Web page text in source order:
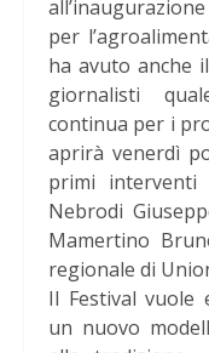
per
ha avuto anche
giornalisti
continua per i
aprirà venerdì
primi interventi
Nebrodi
Mamertino
regionale di
Il Festival vuole
un nuovo